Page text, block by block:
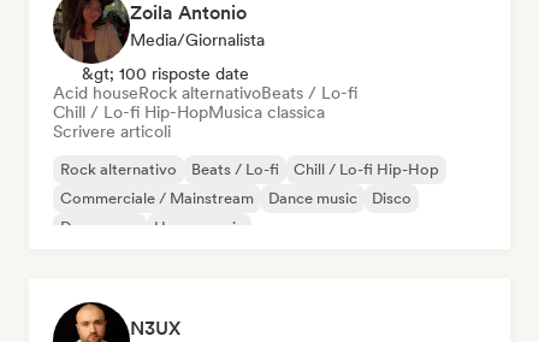
Zoila Antonio
Media/Giornalista
&gt; 100 risposte date
Acid houseRock alternativoBeats / Lo-fi
Chill / Lo-fi Hip-HopMusica classica
Scrivere articoli
Rock alternativo Beats / Lo-fi
Chill / Lo-fi Hip-Hop
Commerciale / Mainstream
Dance music
Disco
Dream pop
House music
N3UX